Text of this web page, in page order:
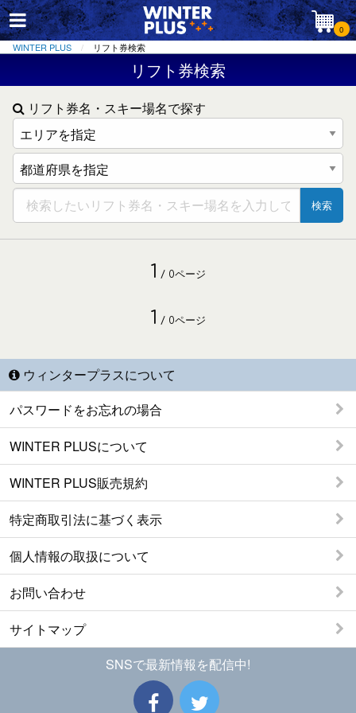
0
WINTER PLUS リフト券検索
リフト券検索
リフト券名・スキー場名で探す
検索
1 / 0ページ
1 / 0ページ
ウィンタープラスについて
パスワードをお忘れの場合
WINTER PLUSについて
WINTER PLUS販売規約
特定商取引法に基づく表示
個人情報の取扱について
お問い合わせ
サイトマップ
SNSで最新情報を配信中!